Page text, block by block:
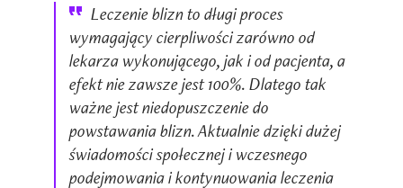
Leczenie blizn to długi proces
wymagający cierpliwości zarówno od
lekarza wykonującego, jak i od pacjenta, a
efekt nie zawsze jest 100%. Dlatego tak
ważne jest niedopuszczenie do
powstawania blizn. Aktualnie dzięki dużej
świadomości społecznej i wczesnego
podejmowania i kontynuowania leczenia